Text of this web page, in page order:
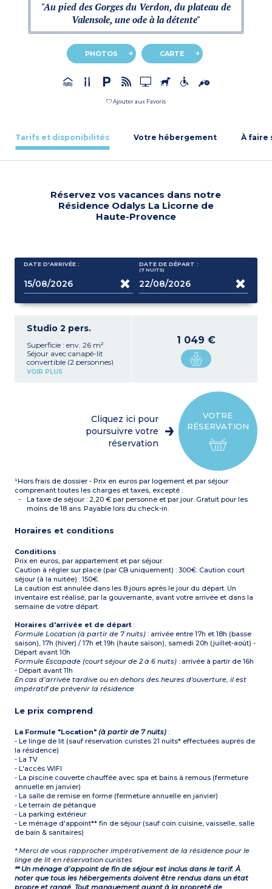
"Au pied des Gorges du Verdon, du plateau de
Valensole, une ode à la détente"
PHOTOS CARTE
Ajouter aux Favoris
Tarifs et disponibilités Votre hébergement À faire
Réservez vos vacances dans notre
Résidence Odalys La Licorne de
Haute-Provence
DATE D'ARRIVÉE : DATE DE DÉPART :
(7 NUITS)
Studio 2 pers.
Superficie : env. 26 m²
Séjour avec canapé-lit
convertible (2 personnes)
Kitchenette équipée
baignoire, sèche-cheveux
Balcon avec mobilier
VOIR PLUS
1 049 €
VOTRE
RÉSERVATION
Cliquez ici pour
poursuivre votre
réservation
¹Hors frais de dossier - Prix en euros par logement et par séjour
comprenant toutes les charges et taxes, excepté :
La taxe de séjour : 2,20 € par personne et par jour. Gratuit pour les
moins de 18 ans. Payable lors du check-in.
Horaires et conditions
Conditions :
Prix en euros, par appartement et par séjour.
Caution à régler sur place (par CB uniquement) : 300€. Caution court
séjour (à la nuitée) : 150€.
La caution est annulée dans les 8 jours après le jour du départ. Un
inventaire est réalisé, par la gouvernante, avant votre arrivée et dans la
semaine de votre départ.
Horaires d'arrivée et de départ :
Formule Location (à partir de 7 nuits) : arrivée entre 17h et 18h (basse
saison), 17h (hiver) / 17h et 19h (haute saison), samedi 20h (juillet-août) -
Départ avant 10h
Formule Escapade (court séjour de 2 à 6 nuits) : arrivée à partir de 16h
- Départ avant 11h
En cas d’arrivée tardive ou en dehors des heures d'ouverture, il est
impératif de prévenir la résidence
Le prix comprend
La Formule "Location"(à partir de 7 nuits) :
- Le linge de lit (sauf réservation curistes 21 nuits* effectuées auprès de
la résidence)
- La TV
- L'accès WIFI
- La piscine couverte chauffée avec spa et bains à remous (fermeture
annuelle en janvier)
- La salle de remise en forme (fermeture annuelle en janvier)
- Le terrain de pétanque
- La parking extérieur
- Le ménage d'appoint** fin de séjour (sauf coin cuisine, vaisselle, salle
de bain & sanitaires)
* Merci de vous rapprocher impérativement de la résidence pour le
linge de lit en réservation curistes
** Un ménage d’appoint de fin de séjour est inclus dans le tarif. À
noter que tous les hébergements doivent être rendus dans un état